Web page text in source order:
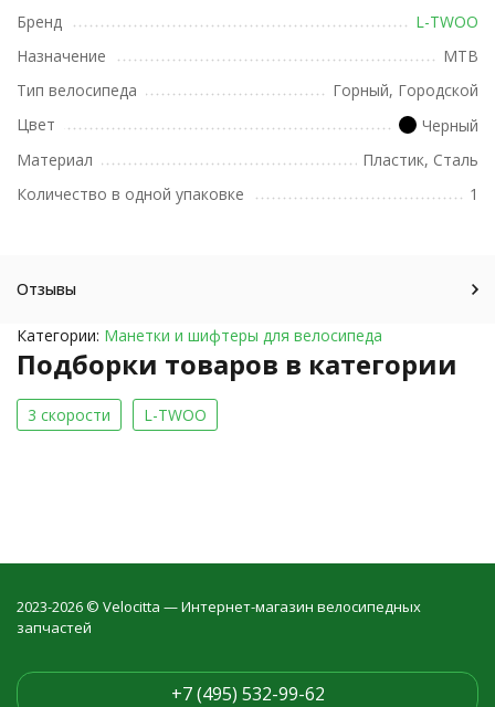
Бренд
L-TWOO
Назначение
MTB
Тип велосипеда
Горный, Городской
Цвет
Черный
Материал
Пластик, Сталь
Количество в одной упаковке
1
Отзывы
Категории: Манетки и шифтеры для велосипеда
Подборки товаров в категории
3 скорости L-TWOO
2023-2026 © Velocitta — Интернет-магазин велосипедных
запчастей
+7 (495) 532-99-62